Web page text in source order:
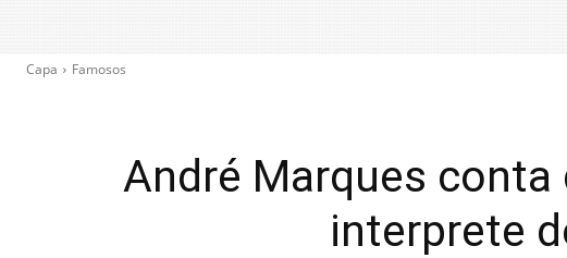
Capa Famosos
André Marques
interprete